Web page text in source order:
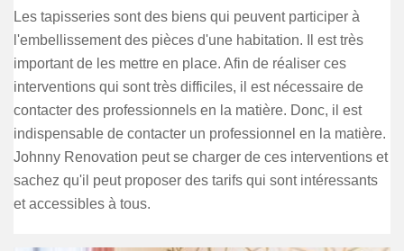
Les tapisseries sont des biens qui peuvent participer à
l'embellissement des pièces d'une habitation. Il est très
important de les mettre en place. Afin de réaliser ces
interventions qui sont très difficiles, il est nécessaire de
contacter des professionnels en la matière. Donc, il est
indispensable de contacter un professionnel en la matière.
Johnny Renovation peut se charger de ces interventions et
sachez qu'il peut proposer des tarifs qui sont intéressants
et accessibles à tous.